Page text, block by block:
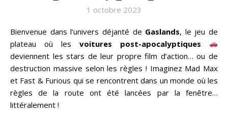
1 octobre 2023
Bienvenue dans l’univers déjanté de Gaslands, le jeu de
plateau où les voitures post-apocalyptiques
deviennent les stars de leur propre film d’action… ou de
destruction massive selon les règles ! Imaginez Mad Max
et Fast & Furious qui se rencontrent dans un monde où les
règles de la route ont été lancées par la fenêtre…
littéralement !